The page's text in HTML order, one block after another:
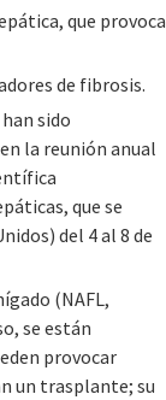
que provoca
de fibrosis.
sido
la reunión anual
que se
del 4 al 8 de
(NAFL,
se están
provocar
un trasplante; su